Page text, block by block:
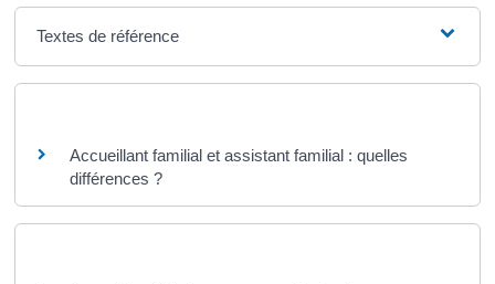
Textes de référence
Accueillant familial et assistant familial : quelles
différences ?